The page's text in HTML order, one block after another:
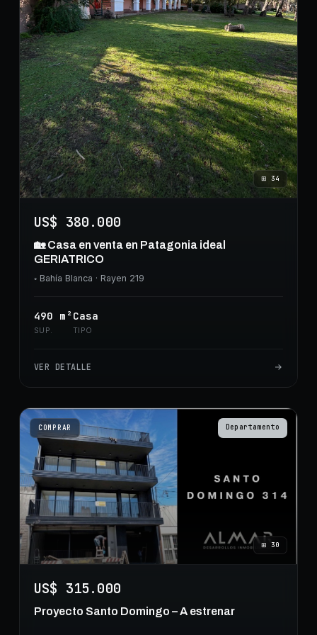
⊞34
US$ 380.000
🏡 Casa en venta en Patagonia ideal
GERIATRICO
◦ Bahía Blanca · Rayen 219
490 m²
SUP.
Casa
TIPO
VER DETALLE
COMPRAR Departamento
⊞30
US$ 315.000
Proyecto Santo Domingo – A estrenar